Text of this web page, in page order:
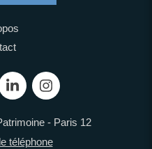
- Paris 12
téléphone